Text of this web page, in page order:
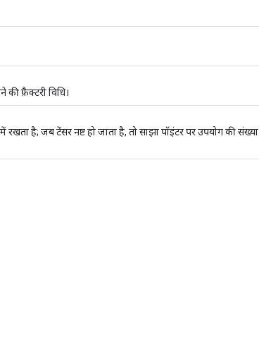
फ़ैक्टरी विधि।
है; जब टेंसर नष्ट हो जाता है, तो साझा पॉइंटर पर उपयोग की संख्या